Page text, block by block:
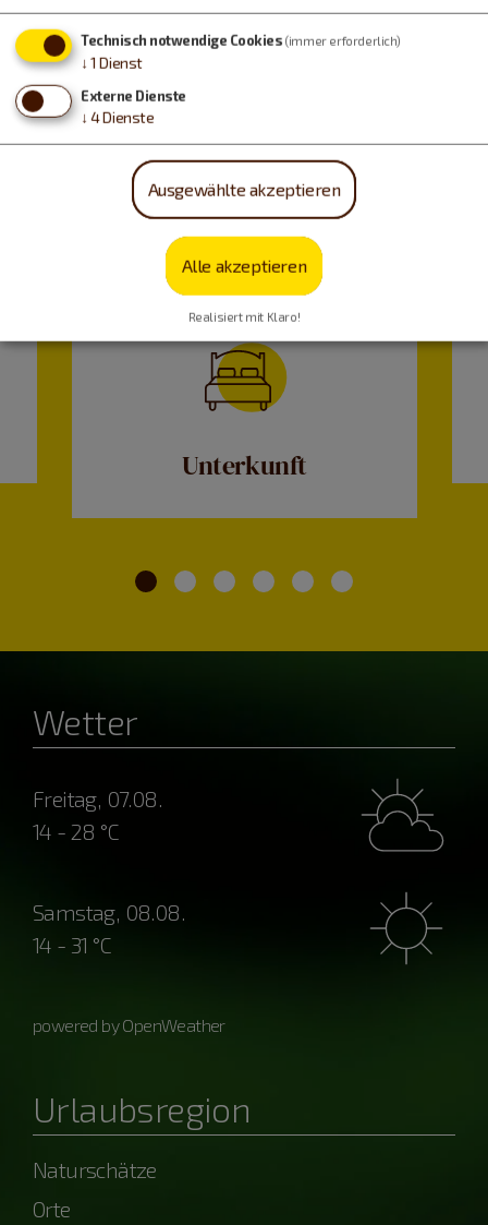
Unterkunft
Wetter
Freitag, 07.08.
14 - 28 °C
Samstag, 08.08.
14 - 31 °C
powered by OpenWeather
Urlaubsregion
Naturschätze
Orte
Technisch notwendige Cookies (immer erforderlich)
↓ 1 Dienst
Externe Dienste
↓ 4Dienste
Ausgewählte akzeptieren
Alle akzeptieren
Realisiert mit Klaro!